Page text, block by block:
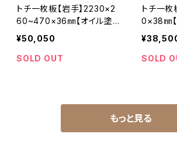
トチ一枚板【岩手】2230×2
60~470×36㎜【オイル塗
装 仕上げ済み】
¥50,050
SOLD OUT
トチ一
0×38㎜
げ済み】
SOLD
もっと見る